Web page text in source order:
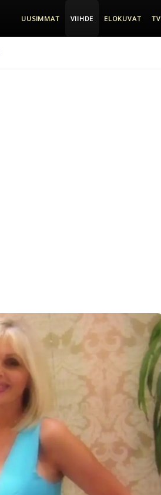
UUSIMMAT VIIHDE ELOKUVAT TV